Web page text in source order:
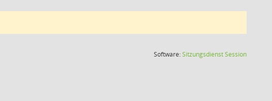
Software:SitzungsdienstSession(Wird in